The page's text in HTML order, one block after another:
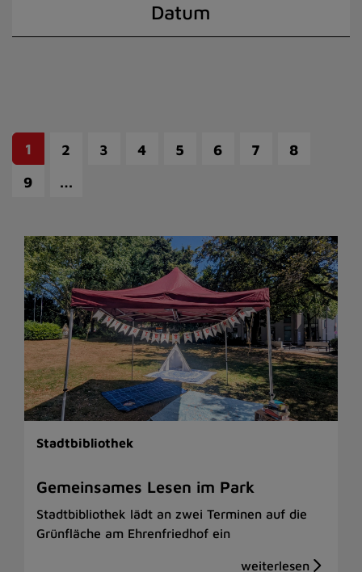
Datum
1 2 3 4 5 6 7
8
9
…
Stadtbibliothek
Gemeinsames Lesen im Park
Stadtbibliothek lädt an zwei Terminen auf die
Grünfläche am Ehrenfriedhof ein